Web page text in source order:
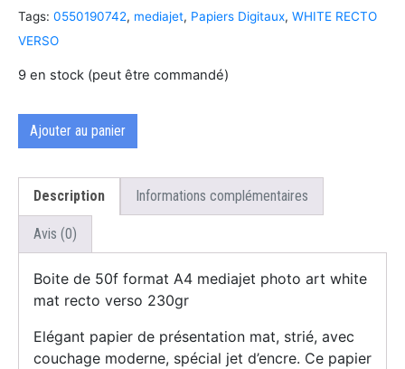
Tags: 0550190742, mediajet, Papiers Digitaux, WHITE RECTO
VERSO
9 en stock (peut être commandé)
Ajouter au panier
Description Informations complémentaires
Avis (0)
Boite de 50f format A4 mediajet photo art white
mat recto verso 230gr
Elégant papier de présentation mat, strié, avec
couchage moderne, spécial jet d’encre. Ce papier